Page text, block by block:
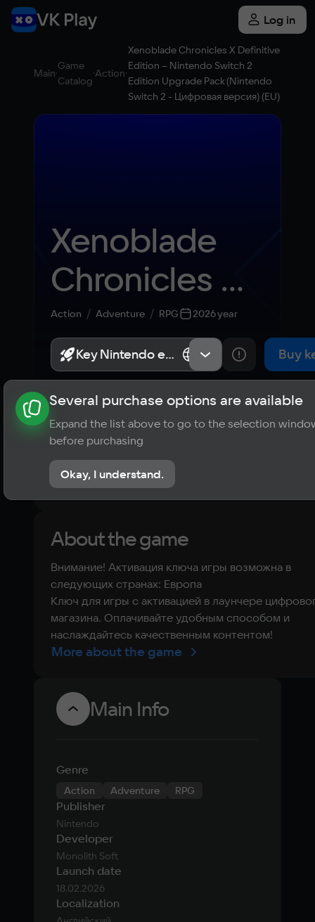
Log in
Main
Game
Catalog
Action
Xenoblade Chronicles X Definitive
Edition – Nintendo Switch 2
Edition Upgrade Pack (Nintendo
Switch 2 - Цифровая версия) (EU)
Xenoblade
Chronicles X
Definitive
Edition –
Nintendo
Switch 2
Edition
Upgrade Pack
(Nintendo
Switch 2 -
Цифровая
версия) (EU)
Action Adventure RPG 2026 year
Key Nintendo eShop (Game-EU) Европа Buy
About the game News Requirements
? Player ratings
No reviews
About the game
Внимание! Активация ключа игры возможна в
следующих странах: Европа
Ключ для игры с активацией в лаунчере
магазина. Оплачивайте удобным способом и
наслаждайтесь качественным контентом!
More about the game
Main Info
Genre
Action Adventure RPG
Publisher
Nintendo
Developer
Monolith Soft
Launch date
18.02.2026
Localization
Key Nintendo eShop (Game-EU) Европа
Several purchase options are available
Expand the list above to go to the selection
before purchasing
Okay, I understand.